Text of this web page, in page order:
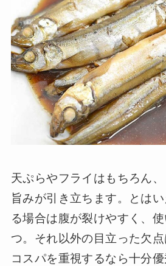
天ぷらやフライはもちろん
旨みが引き立ちます。とは
る場合は腹が裂けやすく、
つ。それ以外の目立った欠
コスパを重視するなら十分